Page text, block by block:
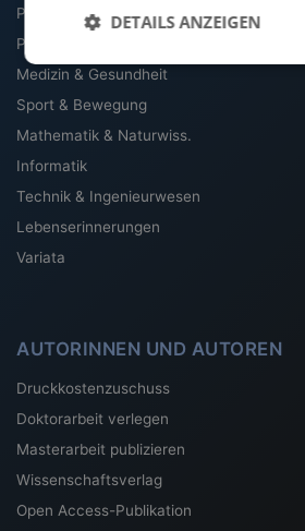
Pädagogik
Psychologie
Medizin & Gesundheit
Sport & Bewegung
Mathematik & Naturwiss.
Informatik
Technik & Ingenieurwesen
Lebenserinnerungen
Variata
AUTORINNEN UND AUTOREN
Druckkostenzuschuss
Doktorarbeit verlegen
Masterarbeit publizieren
Wissenschaftsverlag
Open Access-Publikation
DETAILS ANZEIGEN